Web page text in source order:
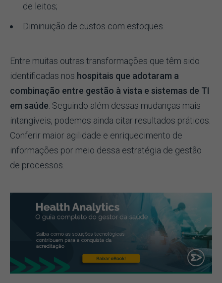
de leitos;
Diminuição de custos com estoques.
Entre muitas outras transformações que têm sido
identificadas nos hospitais que adotaram a
combinação entre gestão à vista e sistemas de TI
em saúde . Seguindo além dessas mudanças mais
intangíveis, podemos ainda citar resultados práticos.
Conferir maior agilidade e enriquecimento de
informações por meio dessa estratégia de gestão
de processos.